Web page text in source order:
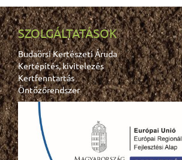
SZOLGÁLTATÁSOK
Budaörsi Kertészeti Áruda
Kertépítés, kivitelezés
Kertfenntartás
Öntözőrendszer